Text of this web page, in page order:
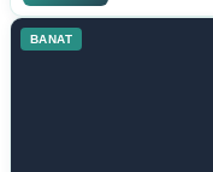
BANAT